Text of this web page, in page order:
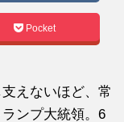
Pocket
えないほど、常
ンプ大統領。6